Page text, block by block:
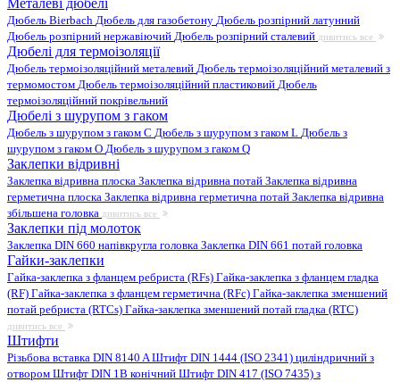
Металеві дюбелі
Дюбель Bierbach Дюбель для газобетону Дюбель розпірний латунний
Дюбель розпірний нержавіючий Дюбель розпірний сталевий дивитись все
Дюбелі для термоізоляції
Дюбель термоізоляційний металевий Дюбель термоізоляційний металевий з
термомостом Дюбель термоізоляційний пластиковий Дюбель
термоізоляційний покрівельний
Дюбелі з шурупом з гаком
Дюбель з шурупом з гаком C Дюбель з шурупом з гаком L Дюбель з
шурупом з гаком O Дюбель з шурупом з гаком Q
Заклепки відривні
Заклепка відривна плоска Заклепка відривна потай Заклепка відривна
герметична плоска Заклепка відривна герметична потай Заклепка відривна
збільшена головка дивитись все
Заклепки під молоток
Заклепка DIN 660 напівкругла головка Заклепка DIN 661 потай головка
Гайки-заклепки
Гайка-заклепка з фланцем ребриста (RFs) Гайка-заклепка з фланцем гладка
(RF) Гайка-заклепка з фланцем герметична (RFc) Гайка-заклепка зменшений
потай ребриста (RTCs) Гайка-заклепка зменшений потай гладка (RTC)
дивитись все
Штифти
Різьбова вставка DIN 8140 AШтифт DIN 1444 (ISO 2341) циліндричний з
отвором Штифт DIN 1B конічний Штифт DIN 417 (ISO 7435) з